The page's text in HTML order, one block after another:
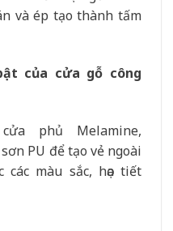
và ép tạo thành tấm
của cửa gỗ công
phủ Melamine,
PU để tạo vẻ ngoài
màu sắc, họa tiết